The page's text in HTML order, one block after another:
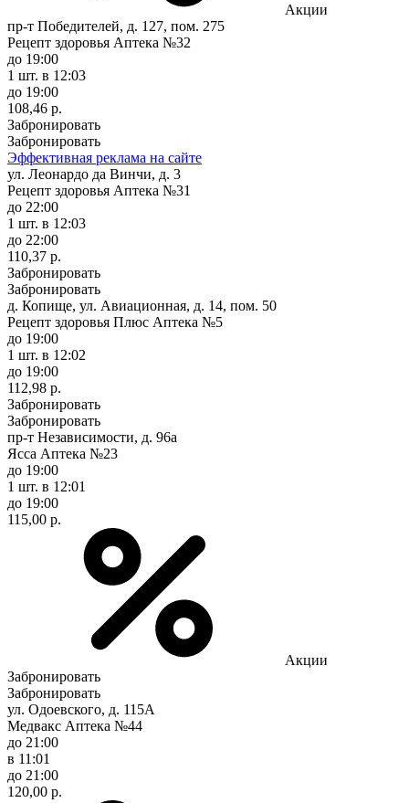
Акции
пр-т Победителей, д. 127, пом. 275
Рецепт здоровья Аптека №32
до 19:00
1 шт. в 12:03
до 19:00
108,46 р.
Забронировать
Забронировать
Эффективная реклама на сайте
ул. Леонардо да Винчи, д. 3
Рецепт здоровья Аптека №31
до 22:00
1 шт. в 12:03
до 22:00
110,37 р.
Забронировать
Забронировать
д. Копище, ул. Авиационная, д. 14, пом. 50
Рецепт здоровья Плюс Аптека №5
до 19:00
1 шт. в 12:02
до 19:00
112,98 р.
Забронировать
Забронировать
пр-т Независимости, д. 96а
Ясса Аптека №23
до 19:00
1 шт. в 12:01
до 19:00
115,00 р.
Акции
Забронировать
Забронировать
ул. Одоевского, д. 115А
Медвакс Аптека №44
до 21:00
в 11:01
до 21:00
120,00 р.